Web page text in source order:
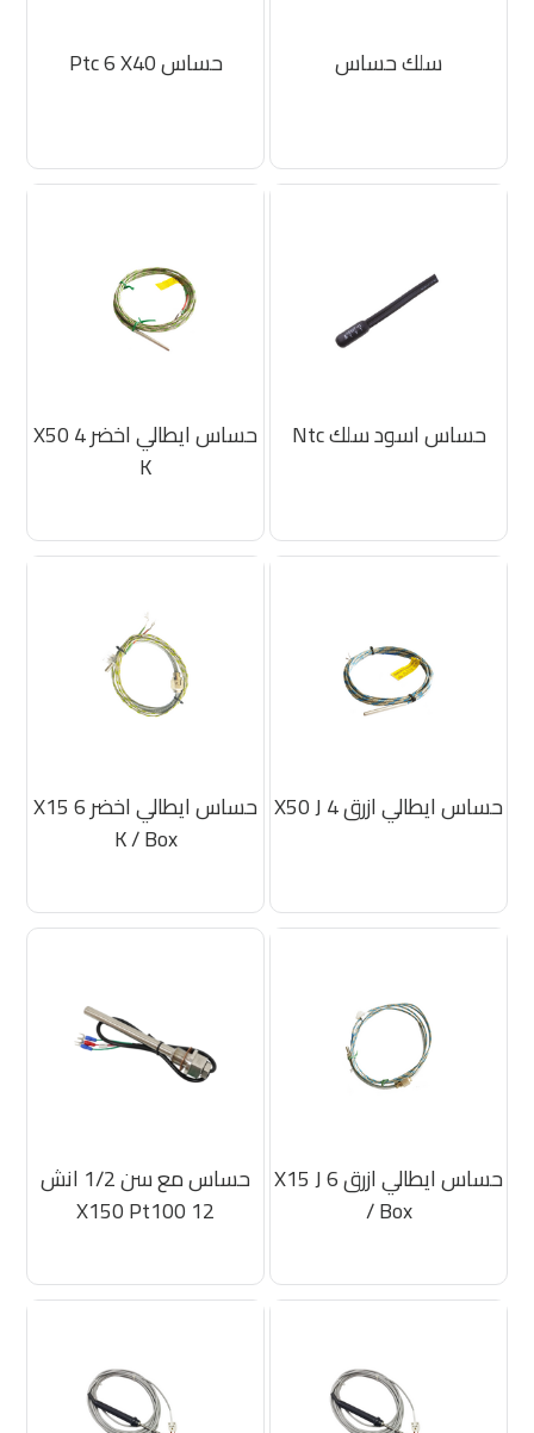
سلك حساس حساس Ptc 6 X40
حساس اسود سلك Ntc
حساس ايطالي اخضر 4 X50
K
حساس ايطالي ازرق 4 X50 J
حساس ايطالي اخضر 6 X15
K / Box
حساس ايطالي ازرق 6 X15 J
/ Box
حساس مع سن 1/2 انش
12 X150 Pt100